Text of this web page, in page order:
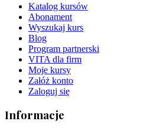
Katalog kursów
Abonament
Wyszukaj kurs
Blog
Program partnerski
VITA dla firm
Moje kursy
Załóż konto
Zaloguj się
Informacje